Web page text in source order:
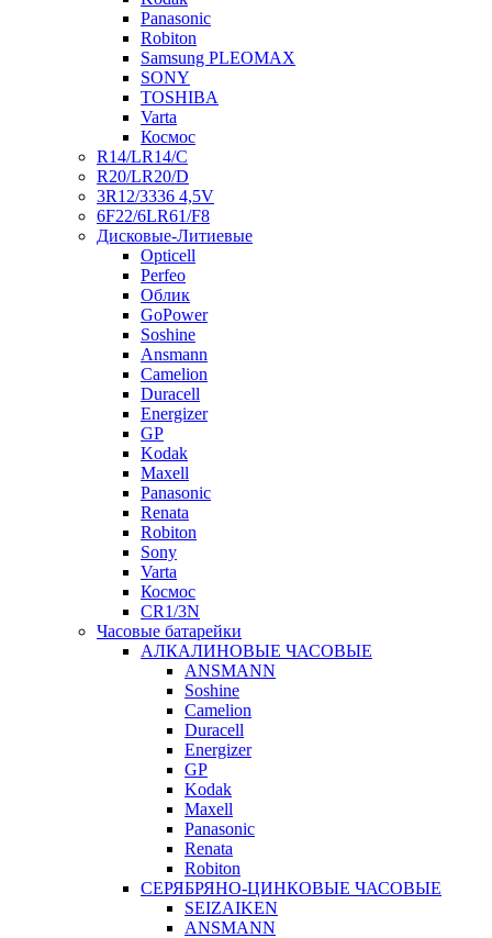
Panasonic
Robiton
Samsung PLEOMAX
SONY
TOSHIBA
Varta
Космос
R14/LR14/C
R20/LR20/D
3R12/3336 4,5V
6F22/6LR61/F8
Дисковые-Литиевые
Opticell
Perfeo
Облик
GoPower
Soshine
Ansmann
Camelion
Duracell
Energizer
GP
Kodak
Maxell
Panasonic
Renata
Robiton
Sony
Varta
Космос
CR1/3N
Часовые батарейки
АЛКАЛИНОВЫЕ ЧАСОВЫЕ
ANSMANN
Soshine
Camelion
Duracell
Energizer
GP
Kodak
Maxell
Panasonic
Renata
Robiton
СЕРЯБРЯНО-ЦИНКОВЫЕ ЧАСОВЫЕ
SEIZAIKEN
ANSMANN